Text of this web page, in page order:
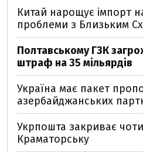
Китай нарощує імпорт
проблеми з Близьким
Полтавському ГЗК
штраф на 35 мільярдів
Україна має пакет
азербайджанських
Укрпошта закриває
Краматорську